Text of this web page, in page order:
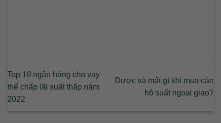
Top 10 ngân hàng cho vay
thế chấp lãi suất thấp năm
2022
Được và mất gì khi mua căn
hộ suất ngoại giao?